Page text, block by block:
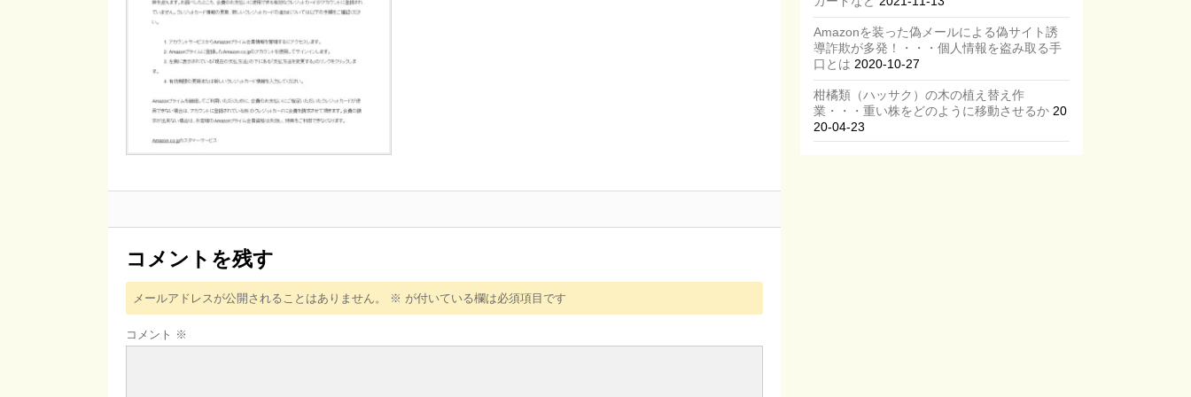
コメントを残す
メールアドレスが公開されることはありません。 ※ が付いている欄は必須項目です
コメント ※
Amazonを装った偽メールによる偽サイト誘
導詐欺が多発！・・・個人情報を盗み取る手
口とは 2020-10-27
柑橘類（ハッサク）の木の植え替え作
業・・・重い株をどのように移動させるか 20
20-04-23